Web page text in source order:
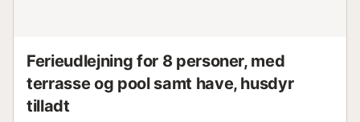
Ferieudlejning for 8 personer, med
terrasse og pool samt have, husdyr
tilladt